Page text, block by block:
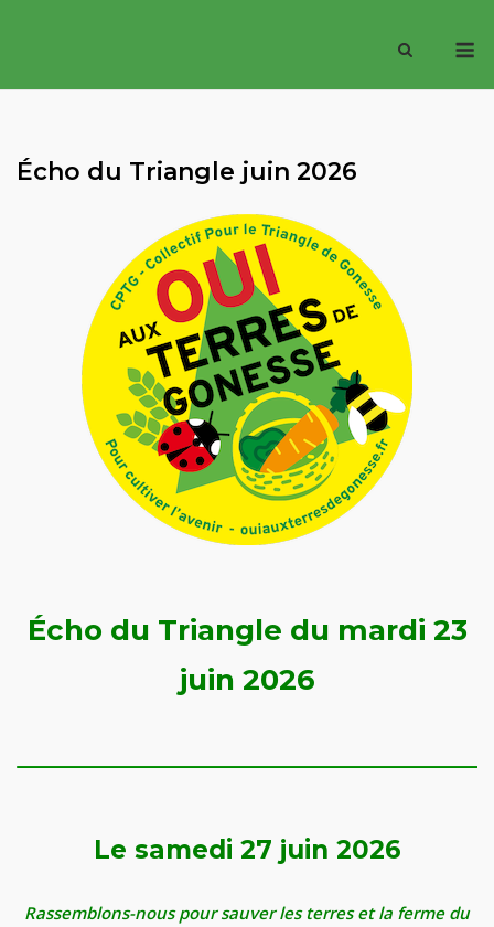
Écho du Triangle juin 2026
Écho du Triangle du mardi 23
juin 2026
Le samedi 27 juin 2026
Rassemblons-nous pour sauver les terres et la ferme du